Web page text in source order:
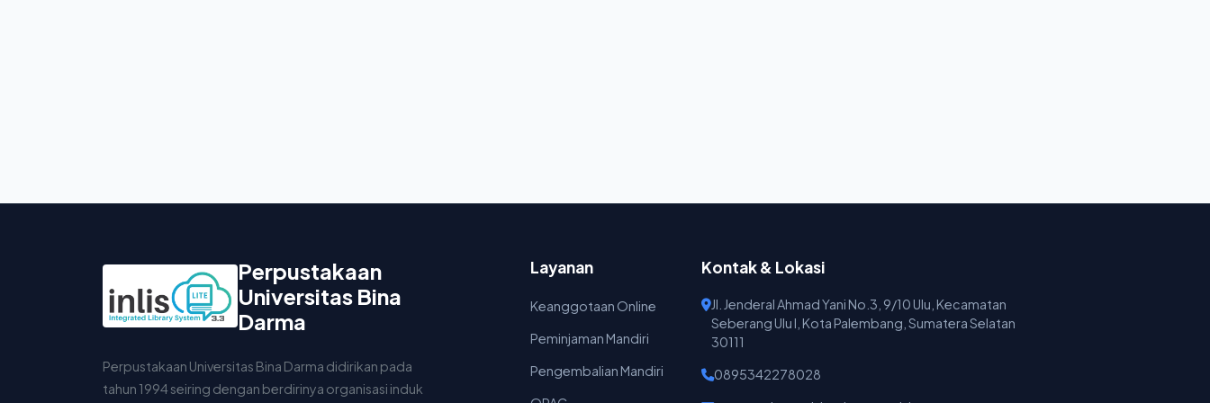
Perpustakaan
Universitas Bina
Darma
Perpustakaan Universitas Bina Darma didirikan pada
tahun 1994 seiring dengan berdirinya organisasi induk
Layanan
Keanggotaan Online
Peminjaman Mandiri
Pengembalian Mandiri
Kontak & Lokasi
Jl. Jenderal Ahmad Yani No.3, 9/10 Ulu, Kecamatan
Seberang Ulu I, Kota Palembang, Sumatera Selatan
30111
0895342278028